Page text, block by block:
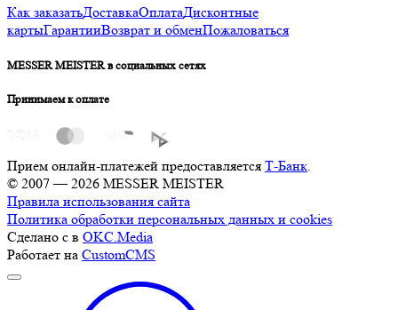
Как заказатьДоставкаОплатаДисконтные
картыГарантииВозврат и обменПожаловаться
MESSER MEISTER в социальных сетях
Принимаем к оплате
Прием онлайн-платежей предоставляется Т-Банк.
© 2007 — 2026 MESSER MEISTER
Правила использования сайта
Политика обработки персональных данных и cookies
Сделано с в OKC.Media
Работает на CustomCMS